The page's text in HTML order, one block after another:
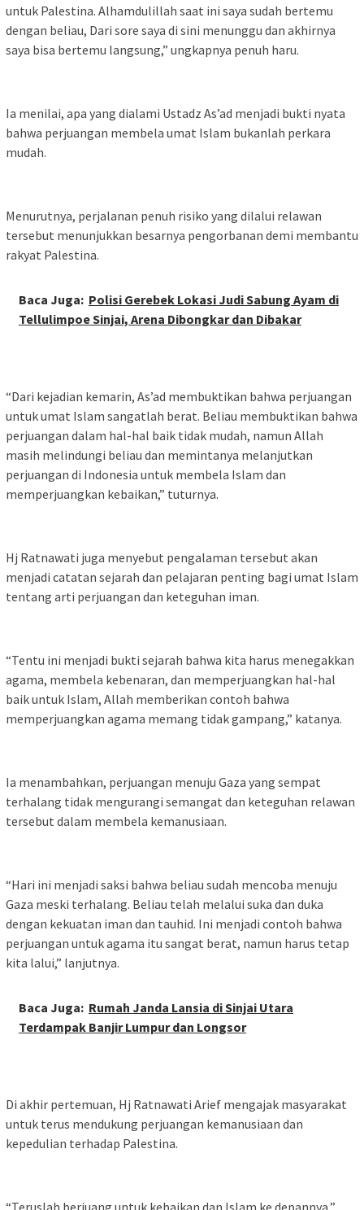
untuk Palestina. Alhamdulillah saat ini saya sudah bertemu
dengan beliau, Dari sore saya di sini menunggu dan akhirnya
saya bisa bertemu langsung,” ungkapnya penuh haru.
Ia menilai, apa yang dialami Ustadz As’ad menjadi bukti nyata
bahwa perjuangan membela umat Islam bukanlah perkara
mudah.
Menurutnya, perjalanan penuh risiko yang dilalui relawan
tersebut menunjukkan besarnya pengorbanan demi membantu
rakyat Palestina.
Baca Juga: Polisi Gerebek Lokasi Judi Sabung Ayam di
Tellulimpoe Sinjai, Arena Dibongkar dan Dibakar
“Dari kejadian kemarin, As’ad membuktikan bahwa perjuangan
untuk umat Islam sangatlah berat. Beliau membuktikan bahwa
perjuangan dalam hal-hal baik tidak mudah, namun Allah
masih melindungi beliau dan memintanya melanjutkan
perjuangan di Indonesia untuk membela Islam dan
memperjuangkan kebaikan,” tuturnya.
Hj Ratnawati juga menyebut pengalaman tersebut akan
menjadi catatan sejarah dan pelajaran penting bagi umat Islam
tentang arti perjuangan dan keteguhan iman.
“Tentu ini menjadi bukti sejarah bahwa kita harus menegakkan
agama, membela kebenaran, dan memperjuangkan hal-hal
baik untuk Islam, Allah memberikan contoh bahwa
memperjuangkan agama memang tidak gampang,” katanya.
Ia menambahkan, perjuangan menuju Gaza yang sempat
terhalang tidak mengurangi semangat dan keteguhan relawan
tersebut dalam membela kemanusiaan.
“Hari ini menjadi saksi bahwa beliau sudah mencoba menuju
Gaza meski terhalang. Beliau telah melalui suka dan duka
dengan kekuatan iman dan tauhid. Ini menjadi contoh bahwa
perjuangan untuk agama itu sangat berat, namun harus tetap
kita lalui,” lanjutnya.
Baca Juga: Rumah Janda Lansia di Sinjai Utara
Terdampak Banjir Lumpur dan Longsor
Di akhir pertemuan, Hj Ratnawati Arief mengajak masyarakat
untuk terus mendukung perjuangan kemanusiaan dan
kepedulian terhadap Palestina.
“Teruslah berjuang untuk kebaikan dan Islam ke depannya,”